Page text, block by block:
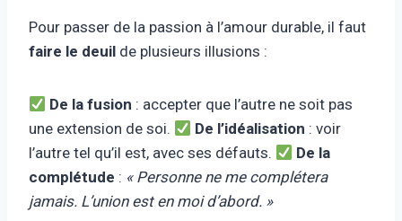
Pour passer de la passion à l’amour durable, il faut
faire le deuil de plusieurs illusions :
De la fusion : accepter que l’autre ne soit pas
une extension de soi.
De l’idéalisation : voir
l’autre tel qu’il est, avec ses défauts.
De la
complétude : « Personne ne me complétera
jamais. L’union est en moi d’abord. »